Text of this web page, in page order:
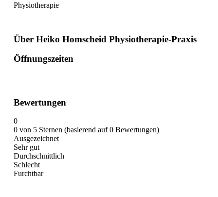
Physiotherapie
Über Heiko Homscheid Physiotherapie-Praxis
Öffnungszeiten
Bewertungen
0
0 von 5 Sternen (basierend auf 0 Bewertungen)
Ausgezeichnet
Sehr gut
Durchschnittlich
Schlecht
Furchtbar